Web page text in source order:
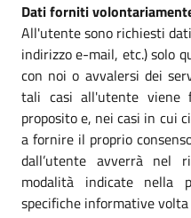
Dati forniti
All'utente sono richiesti
indirizzo e-mail, etc.) solo
con noi o avvalersi dei
tali casi all'utente viene
proposito e, nei casi in cui
a fornire il proprio
dall’utente avverrà nel
modalità indicate nella
specifiche informative